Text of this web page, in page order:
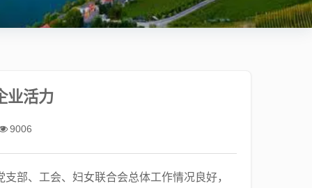
业活力
9006
部、工会、妇女联合会总体工作情况良好，